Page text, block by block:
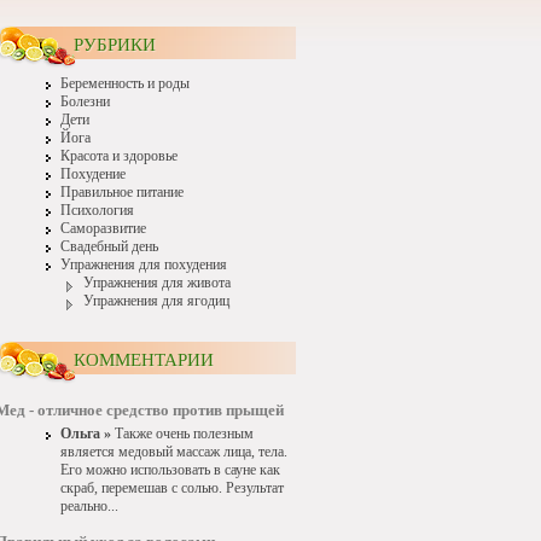
РУБРИКИ
Беременность и роды
Болезни
Дети
Йога
Красота и здоровье
Похудение
Правильное питание
Психология
Саморазвитие
Свадебный день
Упражнения для похудения
Упражнения для живота
Упражнения для ягодиц
КОММЕНТАРИИ
- отличное средство против прыщей
Ольга » Также очень полезным
является медовый массаж лица, тела.
Его можно использовать в сауне как
скраб, перемешав с солью. Результат
реально...